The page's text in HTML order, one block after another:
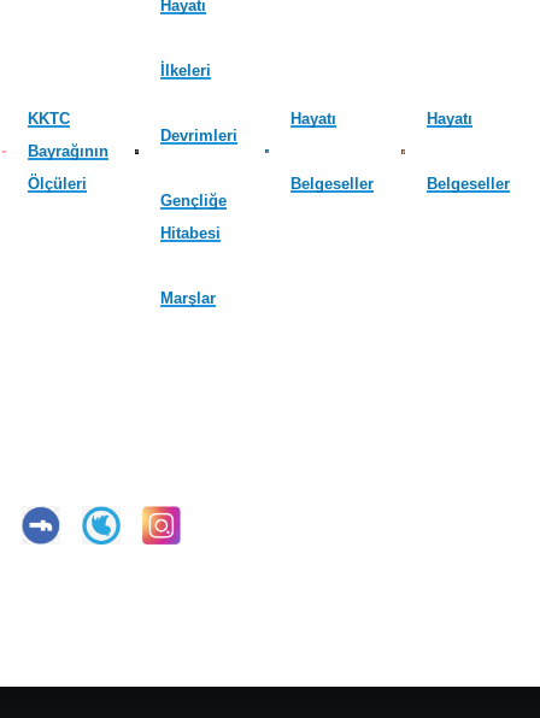
KKTC
Bayrağının
Ölçüleri
Hayatı
İlkeleri
Devrimleri
Gençliğe
Hitabesi
Marşlar
Hayatı
Belgeseller
Hayatı
Belgeseller